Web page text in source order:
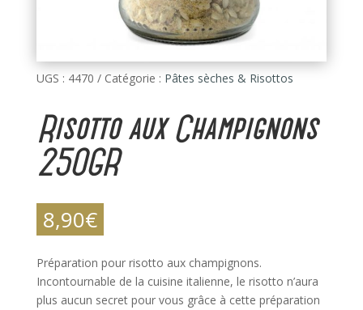
UGS : 4470 Catégorie : Pâtes sèches & Risottos
Risotto aux Champignons
250GR
8,90€
Préparation pour risotto aux champignons.
Incontournable de la cuisine italienne, le risotto n’aura
plus aucun secret pour vous grâce à cette préparation